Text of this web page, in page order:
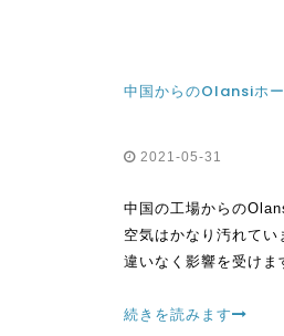
中国からのOlansiホ
2021-05-31
中国の工場からの
空気はかなり汚れて
違いなく影響を受けま
続きを読みます